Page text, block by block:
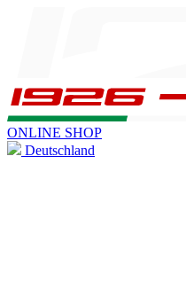
ONLINE SHOP
Deutschland